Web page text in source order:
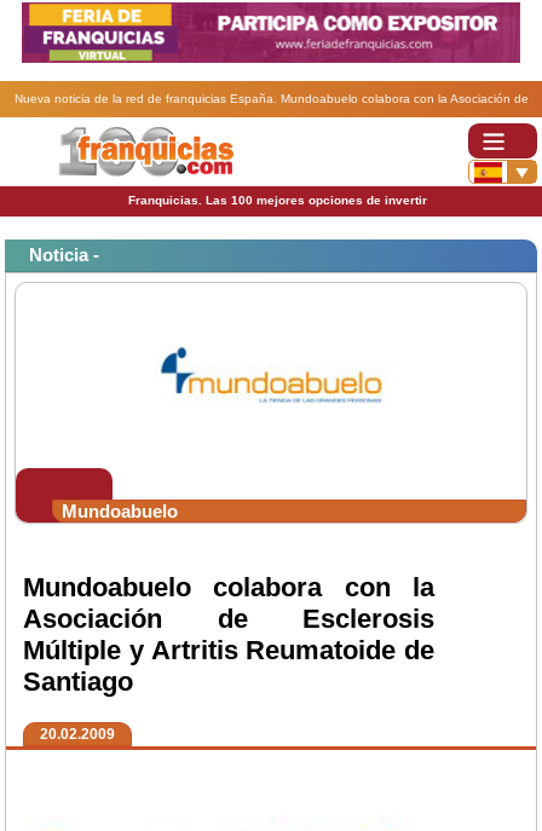
Nueva noticia de la red de franquicias España. Mundoabuelo colabora con la Asociación de
Esclerosis Múltiple y Artritis Reumatoide de Santiago .
Franquicias. Las 100 mejores opciones de invertir
Noticia -
Mundoabuelo
Mundoabuelo colabora con la
Asociación de Esclerosis
Múltiple y Artritis Reumatoide de
Santiago
20.02.2009